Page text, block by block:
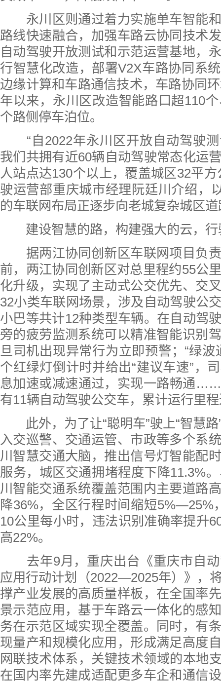
永川区则通过着力实施单车智能和
路线快速融合，加强车路云协同技术
自动驾驶开放测试和示范运营基地，
行智慧化改造，部署V2X车路协同系
边缘计算和车路通信技术，车路协同
年以来，永川区改造智能路口超110
个路侧停车泊位。
“自2022年永川区开放自动驾驶测
我们共拥有近60辆自动驾驶常态化运
人站点达130个以上，覆盖城区32平
驶运营部重庆城市经理阮廷川介绍，
的车联网布局正逐步向老城复杂城区
建设智慧的路，构建强大的云，
据两江协同创新区车联网项目负责
前，两江协同创新区对总里程约55公
化升级，实现了主动式公交优先、交
32小类车联网场景，涉及自动驾驶公
小巴等共计12种类型车辆。在自动驾
旁的疲劳监测系统可以精准智能识别
旦司机出现异常行为立即预警；“绿波
个红绿灯倒计时并给出“建议车速”，
息加速或减速通过，实现一路畅通
有11辆自动驾驶公交车，累计运行里
此外，为了让“聪明车”驶上“智慧路
入交巡警、交通运管、市政等多个系
川智慧交通大脑，推出信号灯智能配
服务，城区交通拥堵程度下降11.3%
川智能交通系统覆盖范围内主要道路
降36%，全区行程时间缩短
10公里每小时，违法识别准确率提升
高22%。
去年9月，重庆出台《重庆市自动
应用行动计划（2022—2025年）》，
撑产业发展的高质量样板，在全国率
景示范应用，基于车路云一体化的感
务在示范区域实现全覆盖。同时，有
现量产和规模化应用，形成满足高度
网联技术体系，关键技术领域的本地
在国内率先建成适配更多车企和通信